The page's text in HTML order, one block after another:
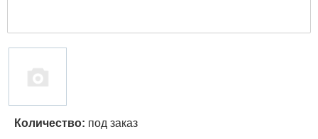
Количество: под заказ